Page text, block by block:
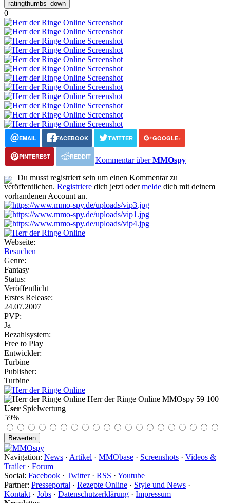
0
EMAIL FACEBOOK TWITTER GOOGLE+
PINTEREST REDDIT Kommentar überMMOspy
Du musst registriert sein um einen Kommentar zu
veröffentlichen. Registriere dich jetzt odermelde dich mit deinem
vorhandenen Account an.
Webseite:
Besuchen
Genre:
Fantasy
Status:
Veröffentlicht
Erstes Release:
24.07.2007
PVP:
Ja
Bezahlsystem:
Free to Play
Entwickler:
Turbine
Publisher:
Turbine
Herr der Ringe Online MMOspy 59 100
User Spielwertung
59%
Navigation: News · Artikel · MMObase · Screenshots · Videos &
Trailer· Forum
Social: Facebook · Twitter· RSS · Youtube
Partner: Presseportal · Rezepte Online · Style und News ·
Kontakt · Jobs · Datenschutzerklärung · Impressum